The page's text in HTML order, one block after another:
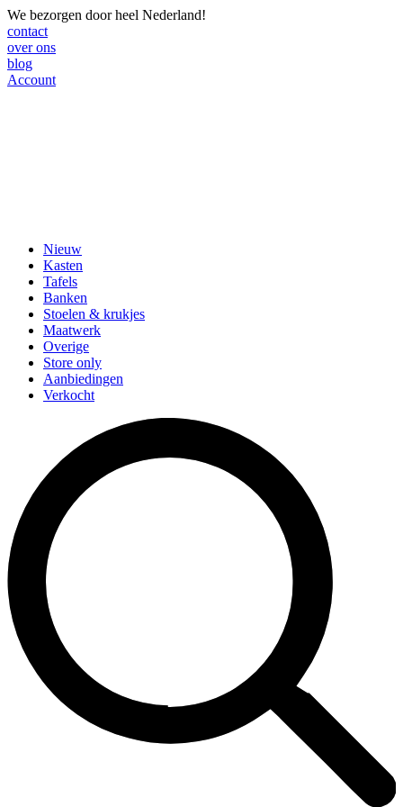
We bezorgen door heel Nederland!
contact
over ons
blog
Account
Nieuw
Kasten
Tafels
Banken
Stoelen & krukjes
Maatwerk
Overige
Store only
Aanbiedingen
Verkocht